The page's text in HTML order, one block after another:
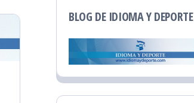
BLOG DE IDIOMA Y DEPORTE